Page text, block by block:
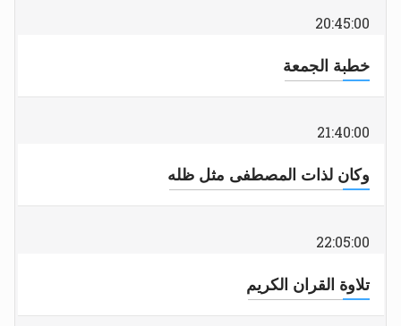
20:45:00
خطبة الجمعة
21:40:00
وكان لذات المصطفى مثل ظله
22:05:00
تلاوة القران الكريم